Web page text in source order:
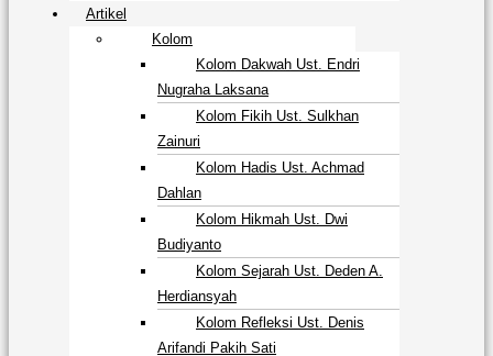
Artikel
Kolom
Kolom Dakwah Ust. Endri
Nugraha Laksana
Kolom Fikih Ust. Sulkhan
Zainuri
Kolom Hadis Ust. Achmad
Dahlan
Kolom Hikmah Ust. Dwi
Budiyanto
Kolom Sejarah Ust. Deden A.
Herdiansyah
Kolom Refleksi Ust. Denis
Arifandi Pakih Sati